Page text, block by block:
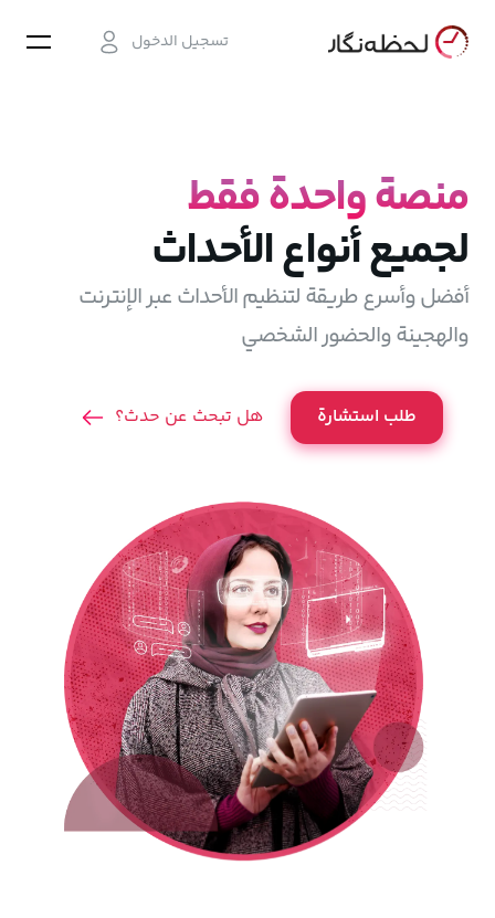
تسجيل الدخول
منصة واحدة فقط
لجميع أنواع الأحداث
أفضل وأسرع طريقة لتنظيم الأحداث عبر الإنترنت
والهجينة والحضور الشخصي
طلب استشارة هل تبحث عن حدث؟